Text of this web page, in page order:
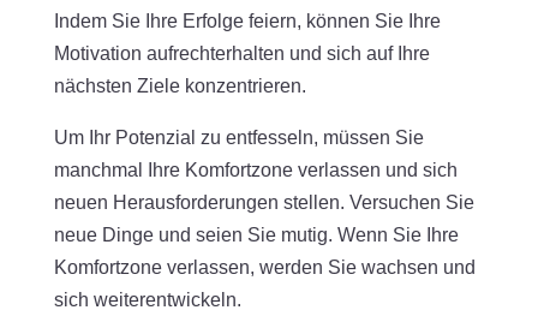
Indem Sie Ihre Erfolge feiern, können Sie Ihre
Motivation aufrechterhalten und sich auf Ihre
nächsten Ziele konzentrieren.
Um Ihr Potenzial zu entfesseln, müssen Sie
manchmal Ihre Komfortzone verlassen und sich
neuen Herausforderungen stellen. Versuchen Sie
neue Dinge und seien Sie mutig. Wenn Sie Ihre
Komfortzone verlassen, werden Sie wachsen und
sich weiterentwickeln.